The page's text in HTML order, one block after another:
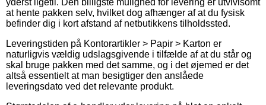
at hente pakken selv, hvilket dog afhænger af at du fysisk
befinder dig i kort afstand af netbutikkens tilholdssted.
Leveringstiden på Kontorartikler > Papir > Karton er
naturligvis vældig udslagsgivende i tilfælde af at du står og
skal bruge pakken med det samme, og i det øjemed er det
altså essentielt at man besigtiger den anslåede
leveringsdato ved det relevante produkt.